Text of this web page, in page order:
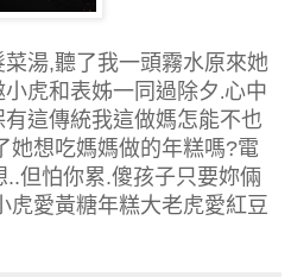
菜湯,聽了我一頭霧水原來她
虎和表姊一同過除夕.心中
這傳統我這做媽怎能不也
她想吃媽媽做的年糕嗎?電
..但怕你累.傻孩子只要妳倆
虎愛黃糖年糕大老虎愛紅豆